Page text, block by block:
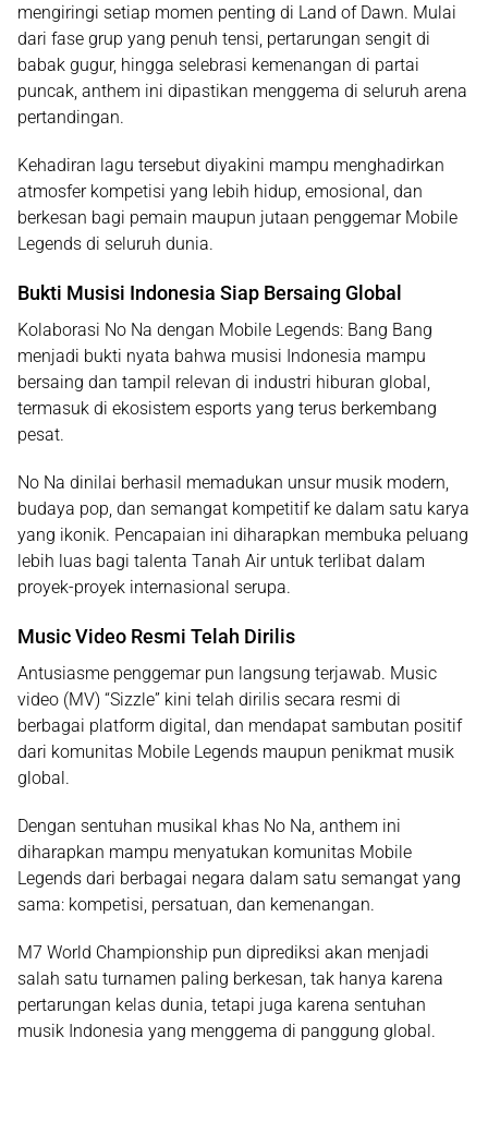
mengiringi setiap momen penting di Land of Dawn. Mulai
dari fase grup yang penuh tensi, pertarungan sengit di
babak gugur, hingga selebrasi kemenangan di partai
puncak, anthem ini dipastikan menggema di seluruh arena
pertandingan.
Kehadiran lagu tersebut diyakini mampu menghadirkan
atmosfer kompetisi yang lebih hidup, emosional, dan
berkesan bagi pemain maupun jutaan penggemar Mobile
Legends di seluruh dunia.
Bukti Musisi Indonesia Siap Bersaing Global
Kolaborasi No Na dengan Mobile Legends: Bang Bang
menjadi bukti nyata bahwa musisi Indonesia mampu
bersaing dan tampil relevan di industri hiburan global
termasuk di ekosistem esports yang terus berkembang
pesat.
No Na dinilai berhasil memadukan unsur musik modern,
budaya pop, dan semangat kompetitif ke dalam satu karya
yang ikonik. Pencapaian ini diharapkan membuka peluang
lebih luas bagi talenta Tanah Air untuk terlibat dalam
proyek-proyek internasional serupa.
Music Video Resmi Telah Dirilis
Antusiasme penggemar pun langsung terjawab. Music
video (MV) “Sizzle” kini telah dirilis secara resmi di
berbagai platform digital , dan mendapat sambutan positif
dari komunitas Mobile Legends maupun penikmat musik
global.
Dengan sentuhan musikal khas No Na, anthem ini
diharapkan mampu menyatukan komunitas Mobile
Legends dari berbagai negara dalam satu semangat yang
sama: kompetisi, persatuan, dan kemenangan.
M7 World Championship pun diprediksi akan menjadi
salah satu turnamen paling berkesan, tak hanya karena
pertarungan kelas dunia, tetapi juga karena sentuhan
musik Indonesia yang menggema di panggung global.